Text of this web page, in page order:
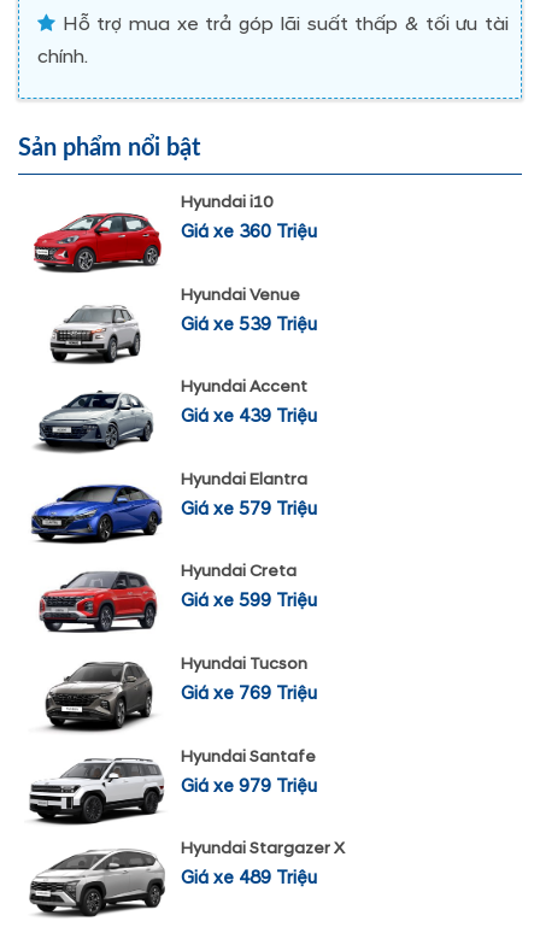
Hỗ trợ mua xe trả góp lãi suất thấp & tối ưu tài
chính.
Sản phẩm nổi bật
Hyundai i10
Giá xe 360 Triệu
Hyundai Venue
Giá xe 539 Triệu
Hyundai Accent
Giá xe 439 Triệu
Hyundai Elantra
Giá xe 579 Triệu
Hyundai Creta
Giá xe 599 Triệu
Hyundai Tucson
Giá xe 769 Triệu
Hyundai Santafe
Giá xe 979 Triệu
Hyundai Stargazer X
Giá xe 489 Triệu